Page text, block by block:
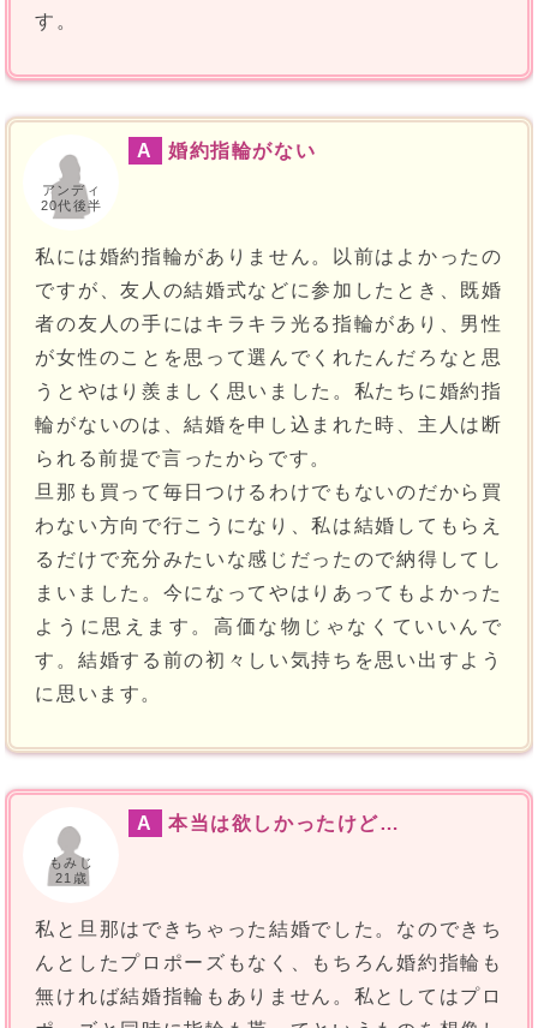
す。
アンディ
20代後半
A 婚約指輪がない
私には婚約指輪がありません。以前はよかったの
ですが、友人の結婚式などに参加したとき、既婚
者の友人の手にはキラキラ光る指輪があり、男性
が女性のことを思って選んでくれたんだろなと思
うとやはり羨ましく思いました。私たちに婚約指
輪がないのは、結婚を申し込まれた時、主人は断
られる前提で言ったからです。
旦那も買って毎日つけるわけでもないのだから買
わない方向で行こうになり、私は結婚してもらえ
るだけで充分みたいな感じだったので納得してし
まいました。今になってやはりあってもよかった
ように思えます。高価な物じゃなくていいんで
す。結婚する前の初々しい気持ちを思い出すよう
に思います。
もみじ
21歳
A 本当は欲しかったけど…
私と旦那はできちゃった結婚でした。なのできち
んとしたプロポーズもなく、もちろん婚約指輪も
無ければ結婚指輪もありません。私としてはプロ